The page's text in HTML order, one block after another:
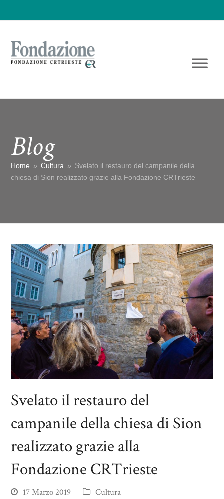
Blog
Home » Cultura » Svelato il restauro del campanile della
chiesa di Sion realizzato grazie alla Fondazione CRTrieste
Svelato il restauro del
campanile della chiesa di Sion
realizzato grazie alla
Fondazione CRTrieste
17 Marzo 2019 Cultura